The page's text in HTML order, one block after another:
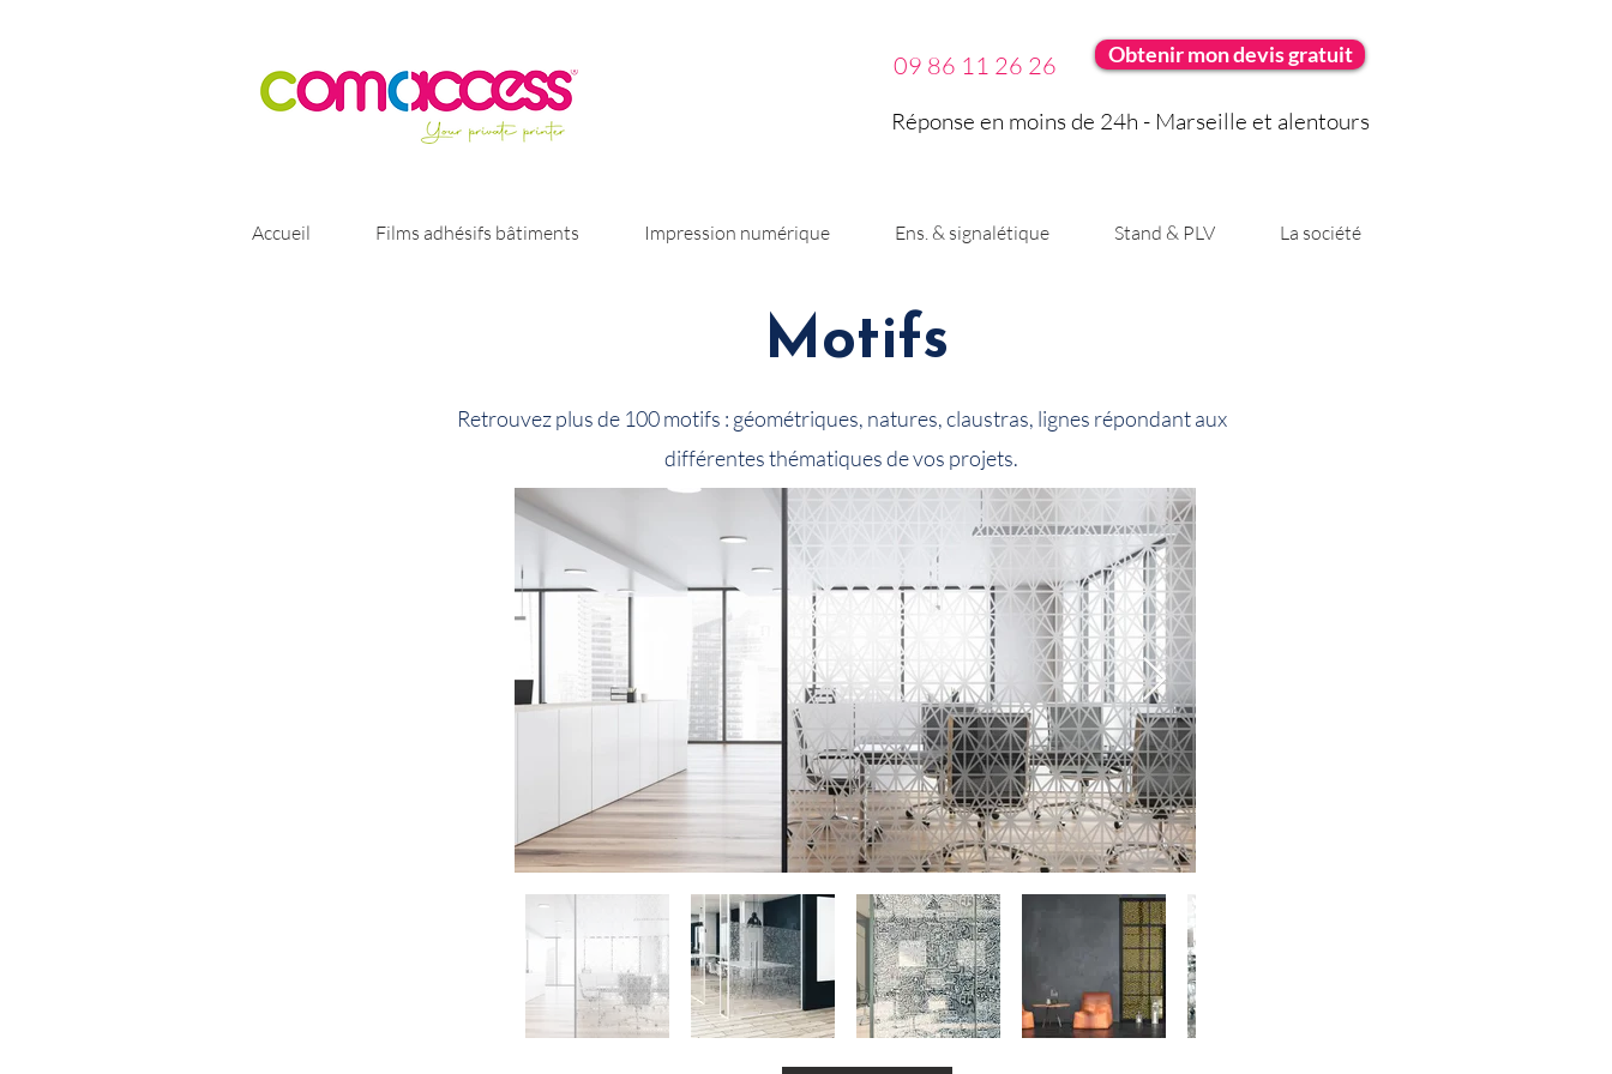
09 86 11 26 26 Obtenir mon devis gratuit
Réponse en moins de 24h - Marseille et alentours
Accueil Films adhésifs bâtiments Impression numérique Ens. & signalétique Stand & PLV La société
Motifs
Retrouvez plus de 100 motifs : géométriques, natures, claustras, lignes répondant aux
différentes thématiques de vos projets.